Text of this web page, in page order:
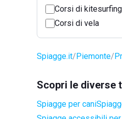
Corsi di kitesurfing
Corsi di vela
Spiagge.it Piemonte
Scopri le diverse
Spiagge per cani